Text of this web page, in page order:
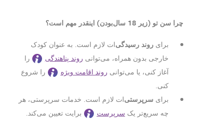
چرا سن تو (زیر 18 سال‌بودن) اینقدر مهم است؟
برایروند رسیدگی‌ات لازم است. به عنوان کودک
خارجی بدون همراه، می‌توانی روند پناهندگی
را
آغاز کنی، یا می‌توانی روند اقامت ویژه
را شروع
کنی.
برای سرپرستی‌ات لازم است. خدمات سرپرستی، هر
چه سریع‌تر یک سرپرست
برایت تعیین می‌کند.